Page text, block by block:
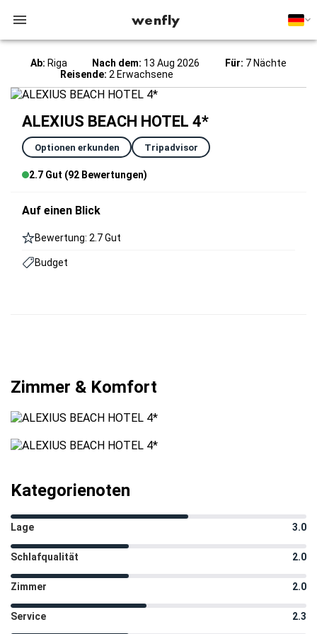
wenfly
Ab: Riga Nach dem: 13 Aug 2026 Für: 7 Nächte
Reisende: 2 Erwachsene
ALEXIUS BEACH HOTEL 4*
Optionen erkunden Tripadvisor
2.7 Gut (92 Bewertungen)
Auf einen Blick
Bewertung: 2.7 Gut
Budget
Zimmer & Komfort
Kategorienoten
Lage 3.0
Schlafqualität 2.0
Zimmer 2.0
Service 2.3